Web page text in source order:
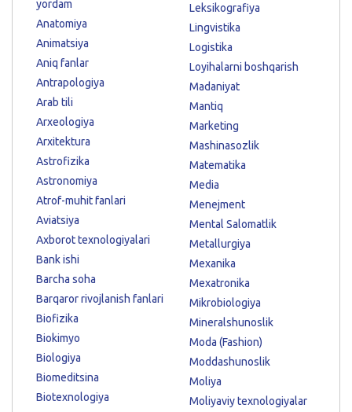
yordam
Anatomiya
Animatsiya
Aniq fanlar
Antrapologiya
Arab tili
Arxeologiya
Arxitektura
Astrofizika
Astronomiya
Atrof-muhit fanlari
Aviatsiya
Axborot texnologiyalari
Bank ishi
Barcha soha
Barqaror rivojlanish fanlari
Biofizika
Biokimyo
Biologiya
Biomeditsina
Biotexnologiya
Leksikografiya
Lingvistika
Logistika
Loyihalarni boshqarish
Madaniyat
Mantiq
Marketing
Mashinasozlik
Matematika
Media
Menejment
Mental Salomatlik
Metallurgiya
Mexanika
Mexatronika
Mikrobiologiya
Mineralshunoslik
Moda (Fashion)
Moddashunoslik
Moliya
Moliyaviy texnologiyalar